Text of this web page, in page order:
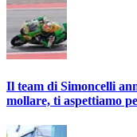
Il team di Simoncelli
mollare, ti aspettiamo